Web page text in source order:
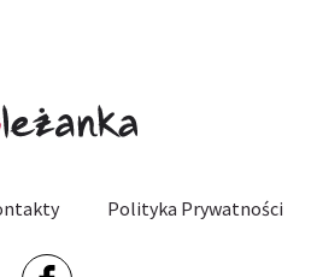
Polityka Prywatności